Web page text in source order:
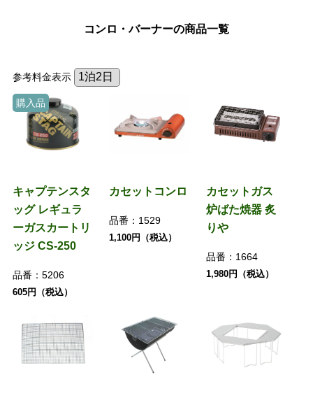
コンロ・バーナーの商品一覧
参考料金表示
購入品
キャプテンスタ
ッグ レギュラ
ーガスカートリ
ッジ CS-250
品番： 5206
605円（税込）
カセットコンロ
品番： 1529
1,100円（税込）
カセットガス
炉ばた焼器 炙
りや
品番： 1664
1,980円（税込）